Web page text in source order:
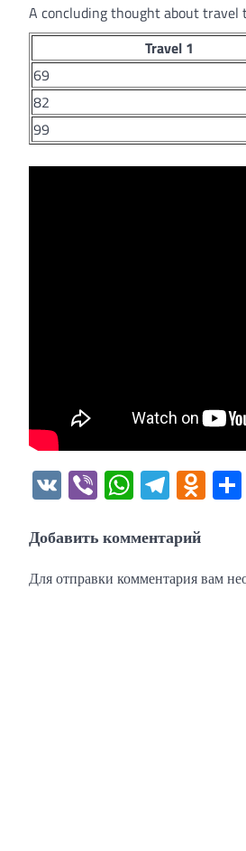
A concluding thought about
Travel 1
69
82
99
VK ViberWhatsApp
Добавить комментарий
Для отправки комментария вам